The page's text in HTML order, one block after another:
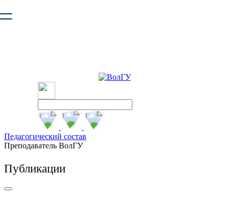
безопасную работу с сайтом. Пожалуйста
Педагогический состав
Преподаватель ВолГУ
Публикации